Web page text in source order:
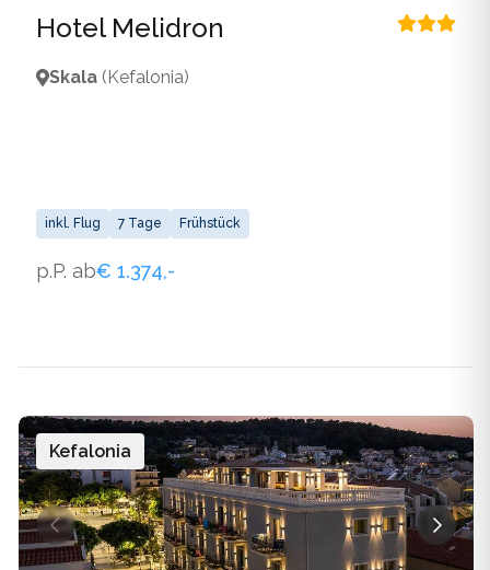
Hotel Melidron
Skala (Kefalonia)
inkl. Flug 7 Tage Frühstück
p.P. ab€ 1.374,-
Kefalonia